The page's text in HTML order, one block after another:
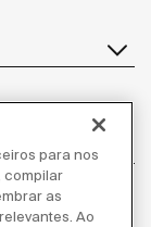
para nos
compilar
as
Ao